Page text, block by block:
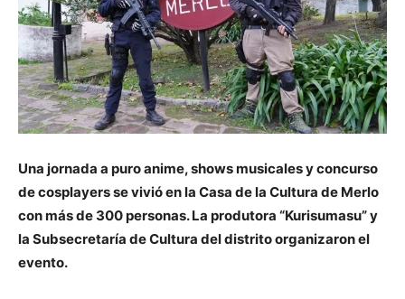
Una jornada a puro anime, shows musicales y concurso
de cosplayers se vivió en la Casa de la Cultura de Merlo
con más de 300 personas. La produtora “Kurisumasu” y
la Subsecretaría de Cultura del distrito organizaron el
evento.